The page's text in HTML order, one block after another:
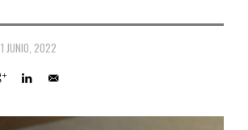
1 JUNIO, 2022